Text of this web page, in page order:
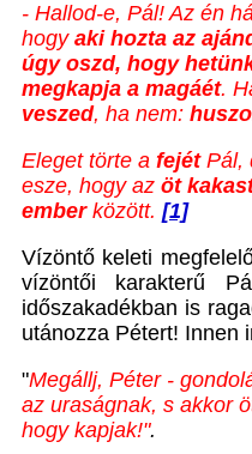
- Hallod-e, Pál! Az én
hogy aki hozta az
úgy oszd, hogy
megkapja a magáét.
veszed, ha nem:
Eleget törte a fejétPál,
esze, hogy az öt
emberközött. [1]
Vízöntő keleti
vízöntői karakterű
időszakadékban is
utánozza Pétert! Innen
"Megállj, Péter -
az uraságnak, s akkor
hogy kapjak!".